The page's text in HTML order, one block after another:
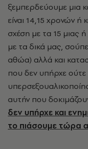
ξεμπερδεύουμε μια
είναι 14,15 χρονών ή
σχέση με τα 15 μιας
με τα δικά μας,
αθώα) αλλά και
που δεν υπήρχε
αυτήν που
δεν υπήρχε και
το πιάσουμε τώρα